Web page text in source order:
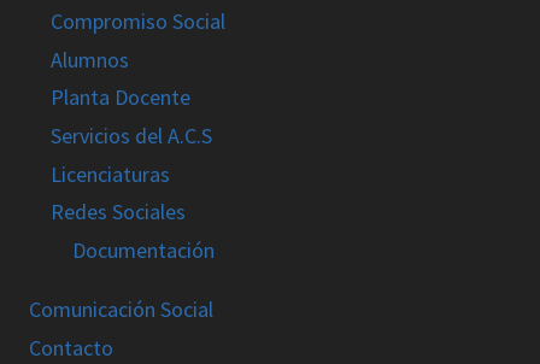
Compromiso Social
Alumnos
Planta Docente
Servicios del A.C.S
Licenciaturas
Redes Sociales
Documentación
Comunicación Social
Contacto